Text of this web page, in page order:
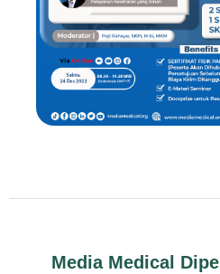
Media Medical